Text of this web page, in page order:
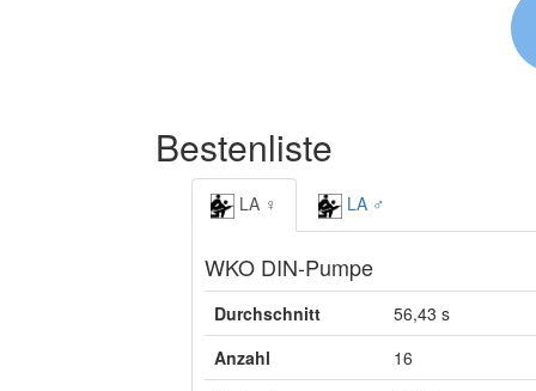
Bestenliste
LA ♀ LA ♂
WKO DIN-Pumpe
Durchschnitt
56,43 s
Anzahl
16